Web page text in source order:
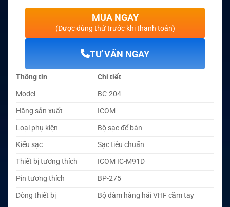
MUA NGAY
(Được dùng thử trước khi thanh toán)
TƯ VẤN NGAY
Thông tin
Chi tiết
Model
BC-204
Hãng sản xuất
ICOM
Loại phụ kiện
Bộ sạc để bàn
Kiểu sạc
Sạc tiêu chuẩn
Thiết bị tương thích
ICOM IC-M91D
Pin tương thích
BP-275
Dòng thiết bị
Bộ đàm hàng hải VHF cầm tay